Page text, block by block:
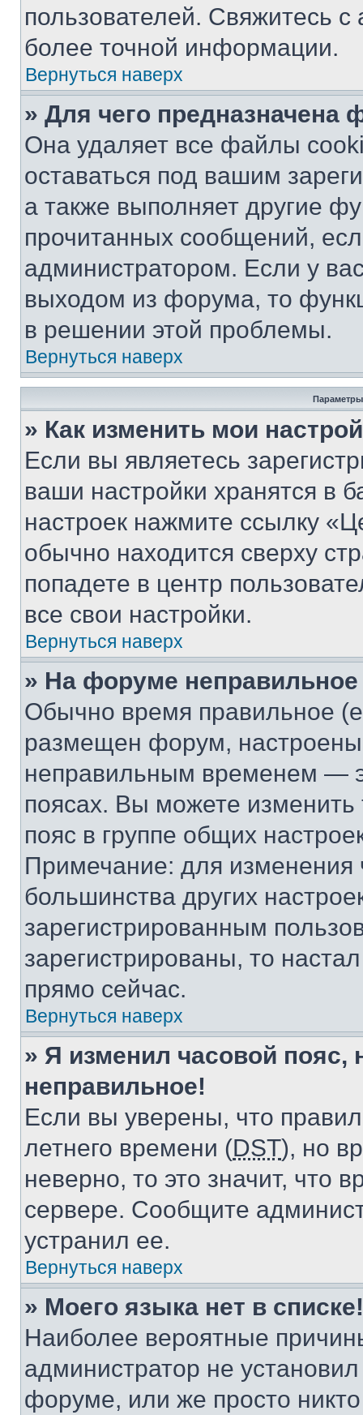
пользователей. Свяжитесь
более точной информации.
Вернуться наверх
» Для чего предназначена
Она удаляет все файлы
оставаться под вашим
а также выполняет другие
прочитанных сообщений,
администратором. Если у
выходом из форума, то
в решении этой проблемы.
Вернуться наверх
Параметры
» Как изменить мои
Если вы являетесь
ваши настройки хранятся в
настроек нажмите ссылку
обычно находится сверху
попадете в центр
все свои настройки.
Вернуться наверх
» На форуме
Обычно время правильное
размещен форум, настроены
неправильным временем —
поясах. Вы можете изменить
пояс в группе общих
Примечание: для изменения
большинства других
зарегистрированным
зарегистрированы, то
прямо сейчас.
Вернуться наверх
» Я изменил часовой пояс,
неправильное!
Если вы уверены, что
летнего времени (DST), но
неверно, то это значит, что
сервере. Сообщите
устранил ее.
Вернуться наверх
» Моего языка нет в списке!
Наиболее вероятные
администратор не
форуме, или же просто